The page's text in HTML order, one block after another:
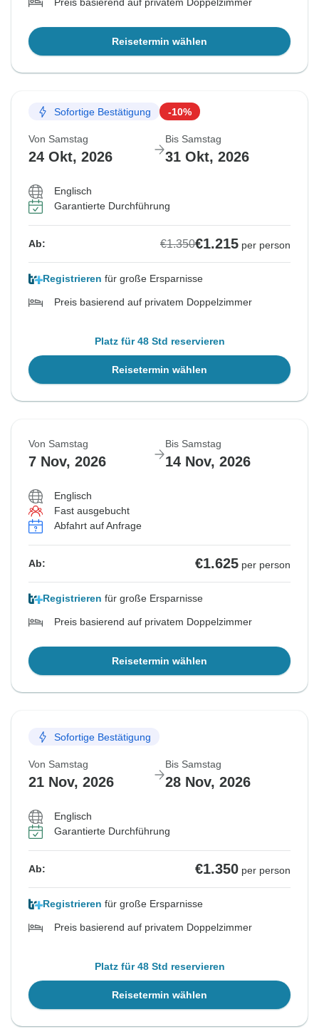
Preis basierend auf privatem Doppelzimmer
Reisetermin wählen
Sofortige Bestätigung -10%
Von Samstag
24 Okt, 2026
Bis Samstag
31 Okt, 2026
Englisch
Garantierte Durchführung
Ab: €1.350€1.215 per person
Registrieren für große Ersparnisse
Preis basierend auf privatem Doppelzimmer
Platz für 48 Std reservieren
Reisetermin wählen
Von Samstag
7 Nov, 2026
Bis Samstag
14 Nov, 2026
Englisch
Fast ausgebucht
Abfahrt auf Anfrage
Ab: €1.625 per person
Registrieren für große Ersparnisse
Preis basierend auf privatem Doppelzimmer
Reisetermin wählen
Sofortige Bestätigung
Von Samstag
21 Nov, 2026
Bis Samstag
28 Nov, 2026
Englisch
Garantierte Durchführung
Ab: €1.350 per person
Registrieren für große Ersparnisse
Preis basierend auf privatem Doppelzimmer
Platz für 48 Std reservieren
Reisetermin wählen